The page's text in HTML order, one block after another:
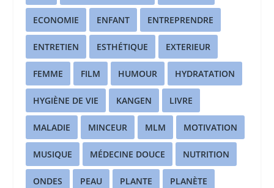
ECONOMIE ENFANT ENTREPRENDRE
ENTRETIEN ESTHÉTIQUE EXTERIEUR
FEMME FILM HUMOUR HYDRATATION
HYGIÈNE DE VIE KANGEN LIVRE
MALADIE MINCEUR MLM MOTIVATION
MUSIQUE MÉDECINE DOUCE NUTRITION
ONDES PEAU PLANTE PLANÈTE